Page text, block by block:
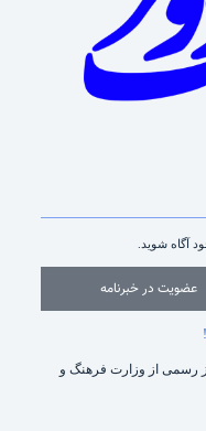
آگاه شوید.
عضویت در خبرنامه
رسمی از وزارت فرهنگ و